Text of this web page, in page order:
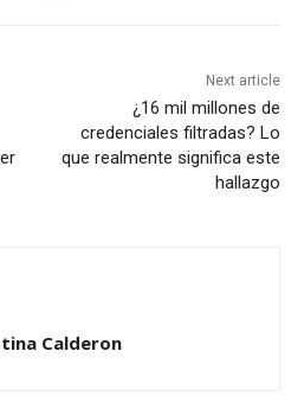
Next article
¿16 mil millones de
credenciales filtradas? Lo
que realmente significa este
hallazgo
Calderon